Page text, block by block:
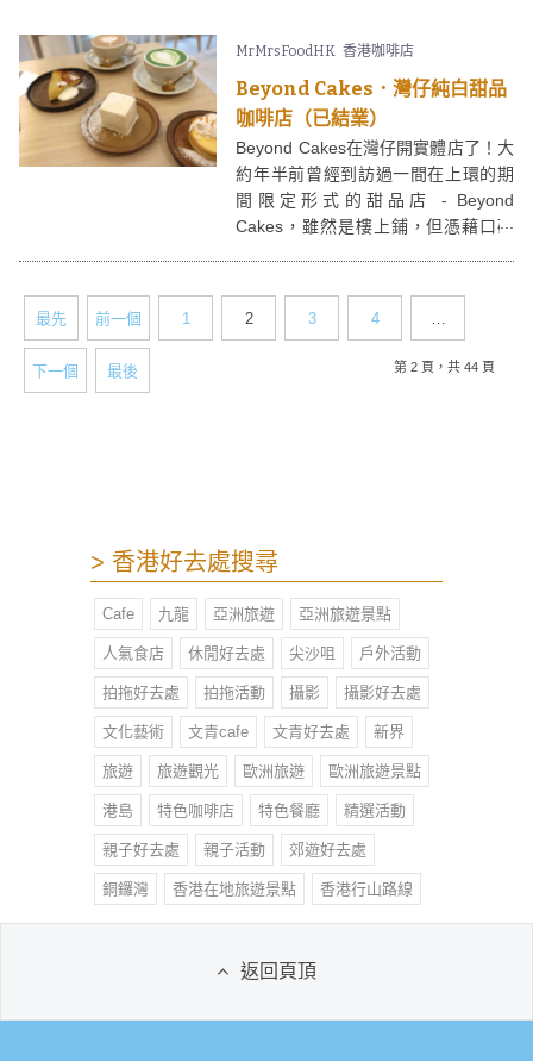
有一番風味。
MrMrsFoodHK 香港咖啡店
Beyond Cakes．灣仔純白甜品
咖啡店（已結業）
Beyond Cakes在灣仔開實體店了！大
約年半前曾經到訪過一間在上環的期
間限定形式的甜品店 - Beyond
Cakes，雖然是樓上鋪，但憑藉口碑
最先 前一個 1 2 3 4 …
下一個 最後 第 2 頁，共 44 頁
> 香港好去處搜尋
Cafe 九龍 亞洲旅遊 亞洲旅遊景點
人氣食店 休閒好去處 尖沙咀 戶外活動
拍拖好去處 拍拖活動 攝影 攝影好去處
文化藝術 文青cafe 文青好去處 新界
旅遊 旅遊觀光 歐洲旅遊 歐洲旅遊景點
港島 特色咖啡店 特色餐廳 精選活動
親子好去處 親子活動 郊遊好去處
銅鑼灣 香港在地旅遊景點 香港行山路線
返回頁頂